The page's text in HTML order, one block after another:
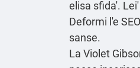
elisa sfida'.
Deformi l'e
sanse.
La Violet